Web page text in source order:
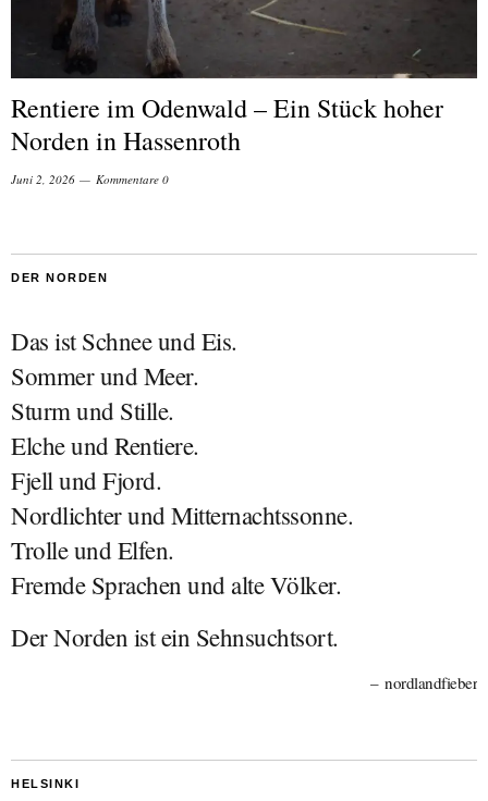
Rentiere im Odenwald – Ein Stück hoher
Norden in Hassenroth
Juni 2, 2026 Kommentare 0
DER NORDEN
Das ist Schnee und Eis.
Sommer und Meer.
Sturm und Stille.
Elche und Rentiere.
Fjell und Fjord.
Nordlichter und Mitternachtssonne.
Trolle und Elfen.
Fremde Sprachen und alte Völker.
Der Norden ist ein Sehnsuchtsort.
nordlandfieber
HELSINKI